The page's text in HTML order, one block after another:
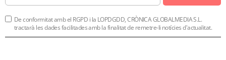
De conformitat amb el RGPD i la LOPDGDD, CRÒNICA GLOBALMEDIA S.L.
tractarà les dades facilitades amb la finalitat de remetre-li notícies d'actualitat.